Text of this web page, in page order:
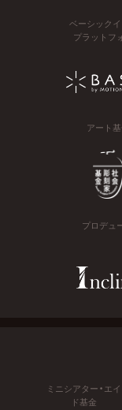
ベーシック
プラットフ
アート
プロデュ
ミニシアター・エイ
ド基金